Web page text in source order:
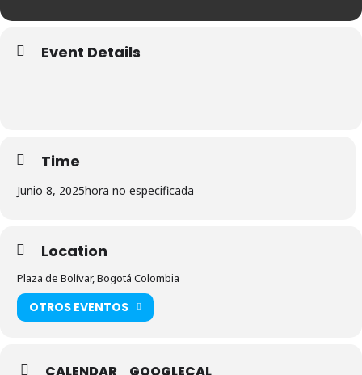
Event Details
Time
Junio 8, 2025hora no especificada
Location
Plaza de Bolívar, Bogotá Colombia
OTROS EVENTOS
CALENDAR GOOGLECAL